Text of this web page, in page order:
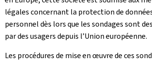
légales concernant la protection de
personnel dès lors que les sondages sont
par des usagers depuis l’Union européenne.
Les procédures de mise en œuvre de ces